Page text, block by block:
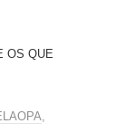
OS QUE
,